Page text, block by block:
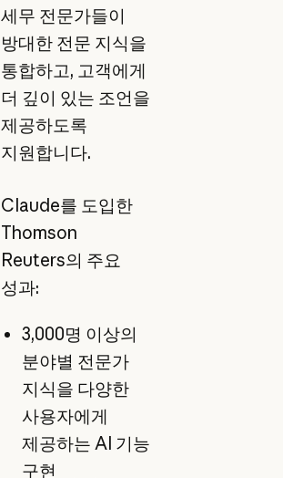
세무 전문가들이
방대한 전문 지식을
통합하고, 고객에게
더 깊이 있는 조언을
제공하도록
지원합니다.
Claude를 도입한
Thomson
Reuters의 주요
성과:
3,000명 이상의
분야별 전문가
지식을 다양한
사용자에게
제공하는 AI 기능
구현